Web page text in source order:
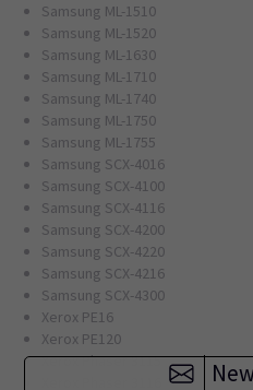
Samsung ML-1510
Samsung ML-1520
Samsung ML-1630
Samsung ML-1710
Samsung ML-1740
Samsung ML-1750
Samsung ML-1755
Samsung SCX-4016
Samsung SCX-4100
Samsung SCX-4116
Samsung SCX-4200
Samsung SCX-4220
Samsung SCX-4216
Samsung SCX-4300
Xerox PE16
Xerox PE120
Xerox Phaser 3115